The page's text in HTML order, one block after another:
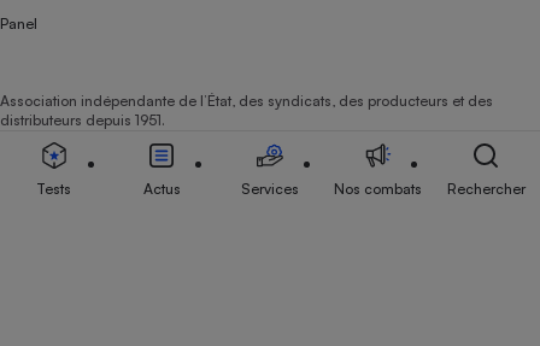
Panel
Association indépendante de l’État, des syndicats, des producteurs et des
distributeurs depuis 1951.
Tests Actus Services Nos combats Rechercher